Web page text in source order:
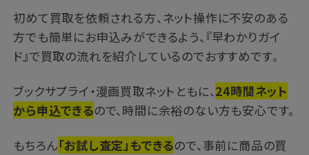
初めて買取を依頼される方、ネット操作に不安のある
方でも簡単にお申込みができるよう、『早わかりガイ
ド』で買取の流れを紹介しているのでおすすめです。
ブックサプライ・漫画買取ネットともに、24時間ネット
から申込できるので、時間に余裕のない方も安心です。
もちろん「お試し査定」もできるので、事前に商品の買